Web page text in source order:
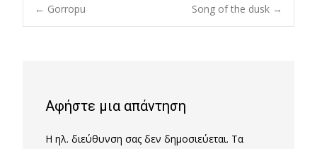
Post
← Gorropu Song of the dusk →
Αφήστε μια απάντηση
Η ηλ. διεύθυνση σας δεν δημοσιεύεται. Τα